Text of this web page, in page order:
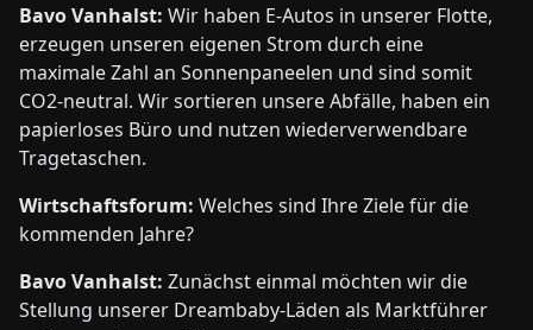
Bavo Vanhalst: Wir haben E-Autos in unserer Flotte,
erzeugen unseren eigenen Strom durch eine
maximale Zahl an Sonnenpaneelen und sind somit
CO2-neu­tral. Wir sortieren unsere Abfälle, haben ein
papierloses Büro und nutzen wiederverwendbare
Tragetaschen.
Wirtschaftsforum: Welches sind Ihre Ziele für die
kommenden Jahre?
Bavo Vanhalst: Zunächst einmal möchten wir die
Stellung unserer Dreambaby-Läden als Marktführer